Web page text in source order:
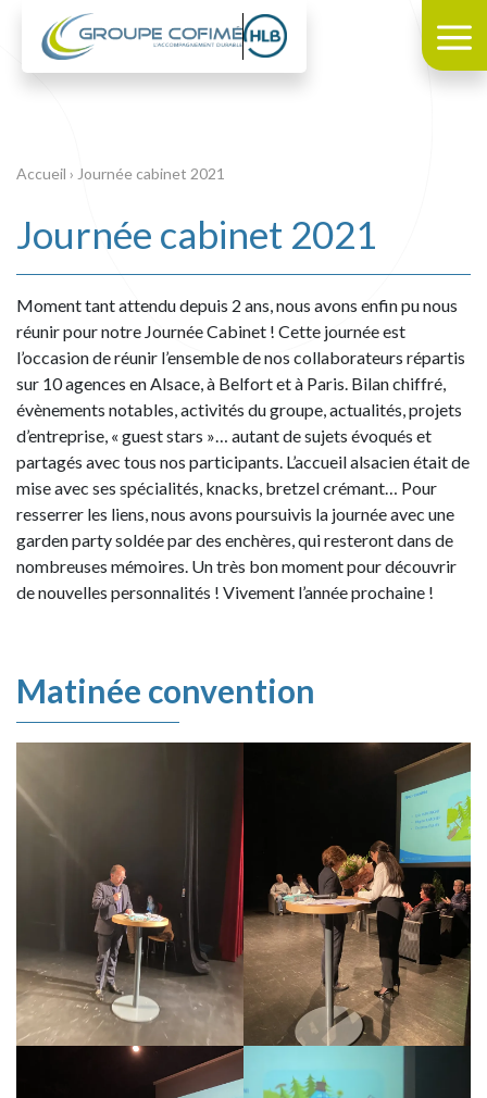
Accueil › Journée cabinet 2021
Journée cabinet 2021
Moment tant attendu depuis 2 ans, nous avons enfin pu nous
réunir pour notre Journée Cabinet ! Cette journée est
l’occasion de réunir l’ensemble de nos collaborateurs répartis
sur 10 agences en Alsace, à Belfort et à Paris. Bilan chiffré,
évènements notables, activités du groupe, actualités, projets
d’entreprise, « guest stars »… autant de sujets évoqués et
partagés avec tous nos participants. L’accueil alsacien était de
mise avec ses spécialités, knacks, bretzel crémant… Pour
resserrer les liens, nous avons poursuivis la journée avec une
garden party soldée par des enchères, qui resteront dans de
nombreuses mémoires. Un très bon moment pour découvrir
de nouvelles personnalités ! Vivement l’année prochaine !
Matinée convention